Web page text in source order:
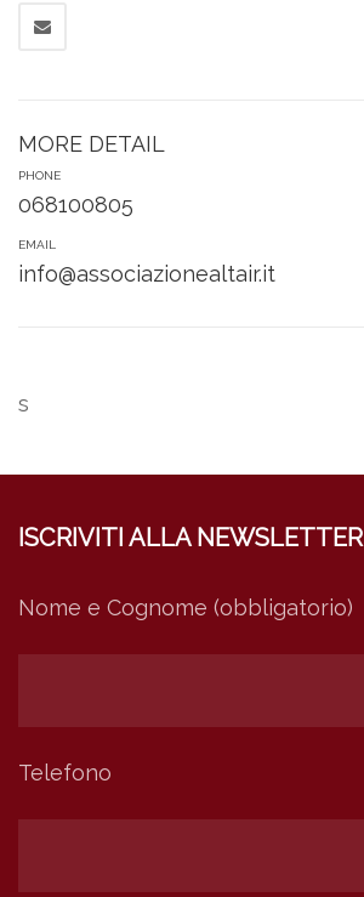
MORE DETAIL
PHONE
068100805
EMAIL
info@associazionealtair.it
s
ISCRIVITI ALLA NEWSLETTER
Nome e Cognome (obbligatorio)
Telefono